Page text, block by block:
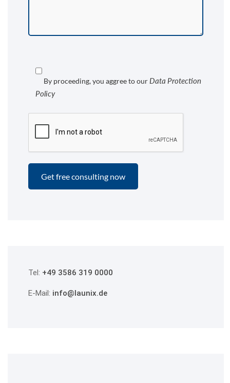
By proceeding, you aggree to our Data Protection
Policy
Tel: +49 3586 319 0000
E-Mail: info@launix.de